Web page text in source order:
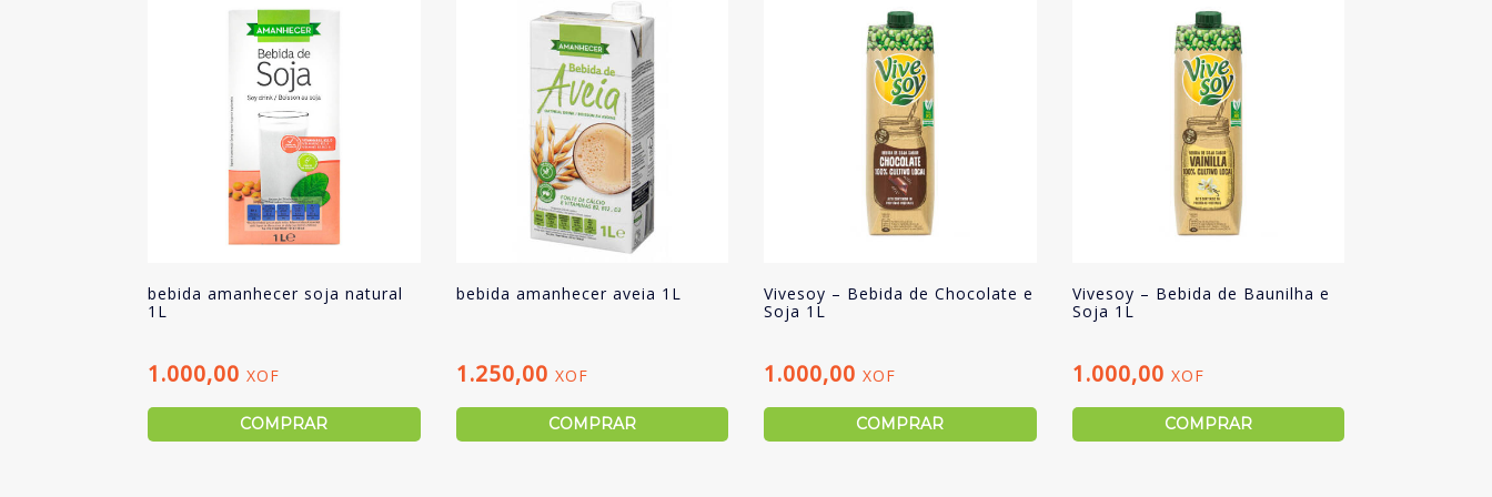
bebida amanhecer soja natural
1L
1.000,00 XOF
COMPRAR
bebida amanhecer aveia 1L
1.250,00 XOF
COMPRAR
Vivesoy – Bebida de Chocolate e
Soja 1L
1.000,00 XOF
COMPRAR
Vivesoy – Bebida de Baunilha e
Soja 1L
1.000,00 XOF
COMPRAR